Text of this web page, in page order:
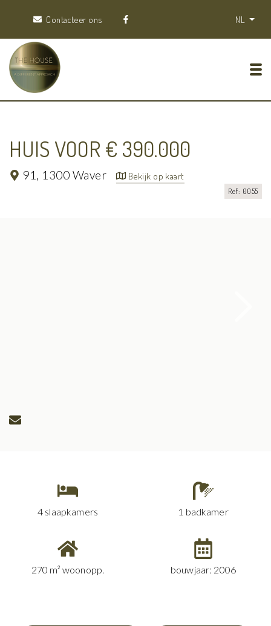
Contacteer ons NL
HUIS VOOR € 390.000
91, 1300 Waver Bekijk op kaart
Ref: 0055
4 slaapkamers 1 badkamer
270 m² woonopp. bouwjaar: 2006